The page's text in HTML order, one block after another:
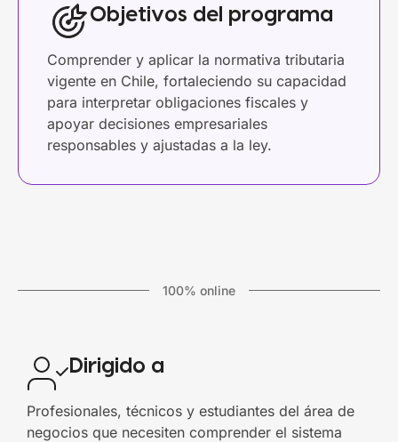
Objetivos del programa
Comprender y aplicar la normativa tributaria
vigente en Chile, fortaleciendo su capacidad
para interpretar obligaciones fiscales y
apoyar decisiones empresariales
responsables y ajustadas a la ley.
100% online
Dirigido a
Profesionales, técnicos y estudiantes del área de
negocios que necesiten comprender el sistema